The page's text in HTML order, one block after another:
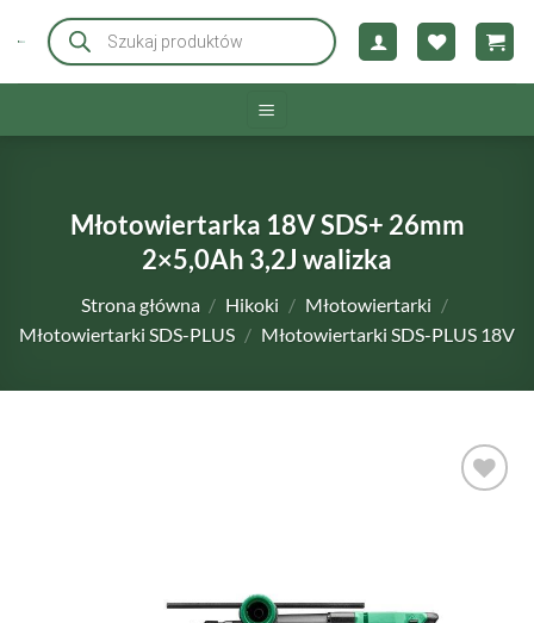
Przewiń
do
zawartości
Wyszukiwarka
produktów
Młotowiertarka 18V SDS+ 26mm
2×5,0Ah 3,2J walizka
Strona główna / Hikoki / Młotowiertarki /
Młotowiertarki SDS-PLUS / Młotowiertarki SDS-PLUS 18V